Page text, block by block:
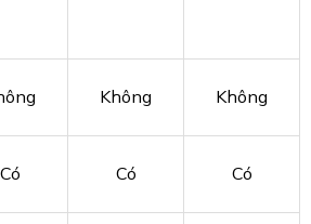
Không Không
Có Có Có